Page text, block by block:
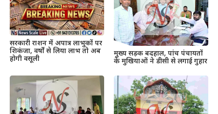
सरकारी राशन में अपात्र लाभुकों पर
शिकंजा, वर्षों से लिया लाभ तो अब
होगी वसूली
मुख्य सड़क बदहाल, पांच पंचायतों
के मुखियाओं ने डीसी से लगाई गुहार